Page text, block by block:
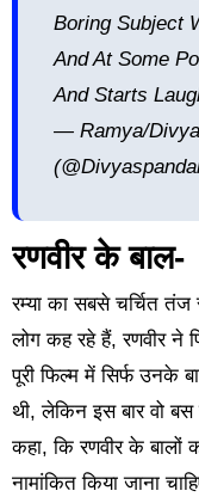
Boring Subject
And At Some
And Starts
— Ramya/
रणवीर के बाल-
रम्या का सबसे चर्चित तंज
लोग कह रहे हैं, रणवीर ने
पूरी फिल्म में सिर्फ उनके
थी, लेकिन इस बार वो
कहा, कि रणवीर के बालों
नामांकित किया जाना